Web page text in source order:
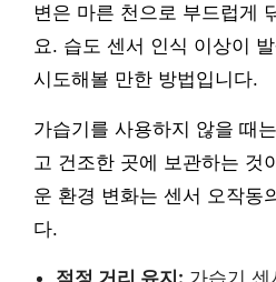
변은 마른 천으로 부드럽게
요. 습도 센서 인식 이상이
시도해볼 만한 방법입니다.
가습기를 사용하지 않을 때
고 건조한 곳에 보관하는 것
운 환경 변화는 센서 오작동
다.
적정 거리 유지: 가습기 센